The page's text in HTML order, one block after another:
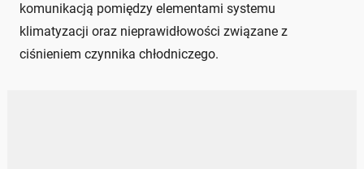
komunikacją pomiędzy elementami systemu
klimatyzacji oraz nieprawidłowości związane z
ciśnieniem czynnika chłodniczego.